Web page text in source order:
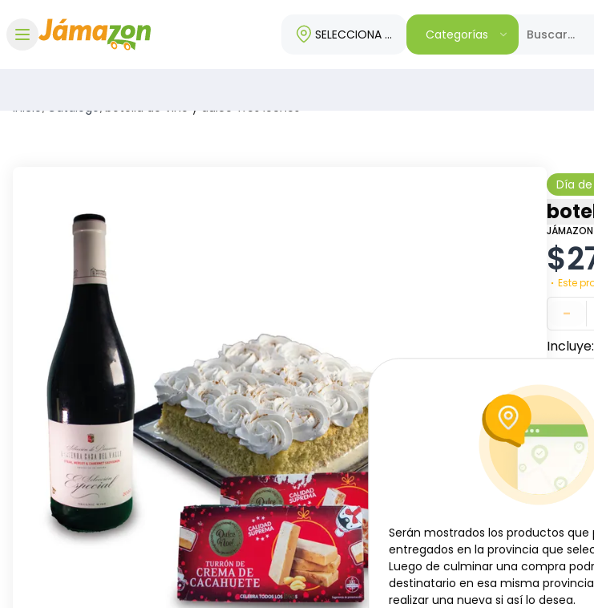
SELECCIONA TU REGIÓNCategorías
Inicio/ Catálogo/ botella de Vino y dulce Tres leches
Día
JÁMAZON
$
Este
-
Incluye:
Serán mostrados los productos que
entregados en la provincia que
Luego de culminar una compra
destinatario en esa misma
realizar una nueva si así lo desea.
Serán mostrados los productos que
entregados en la provincia que
Luego de culminar una compra
destinatario en esa misma
realizar una nueva si así lo desea.